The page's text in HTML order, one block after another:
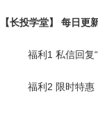
【长投学堂】 每日更
福利1 私信回复
福利2 限时特惠